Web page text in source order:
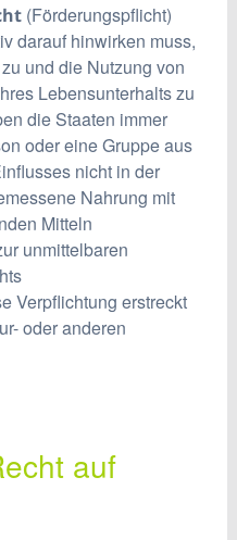
(Förderungspflicht)
darauf hinwirken muss,
und die Nutzung von
Lebensunterhalts zu
die Staaten immer
oder eine Gruppe aus
nicht in der
Nahrung mit
Mitteln
unmittelbaren
Verpflichtung erstreckt
oder anderen
auf